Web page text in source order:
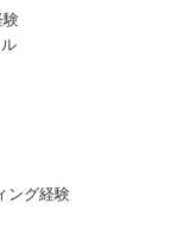
験
ング経験